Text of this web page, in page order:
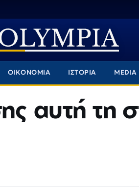
ΟΙΚΟΝΟΜΙΑ ΙΣΤΟΡΙΑ MEDIA
αυτή τη